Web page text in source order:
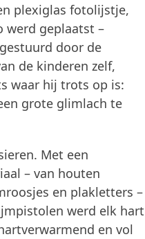
plexiglas fotolijstje,
werd geplaatst –
door de
de kinderen zelf,
waar hij trots op is:
grote glimlach te
Met een
– van houten
en plakletters –
werd elk hart
en vol